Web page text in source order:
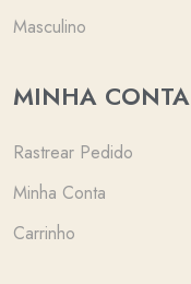
Masculino
MINHA CONTA
Rastrear Pedido
Minha Conta
Carrinho